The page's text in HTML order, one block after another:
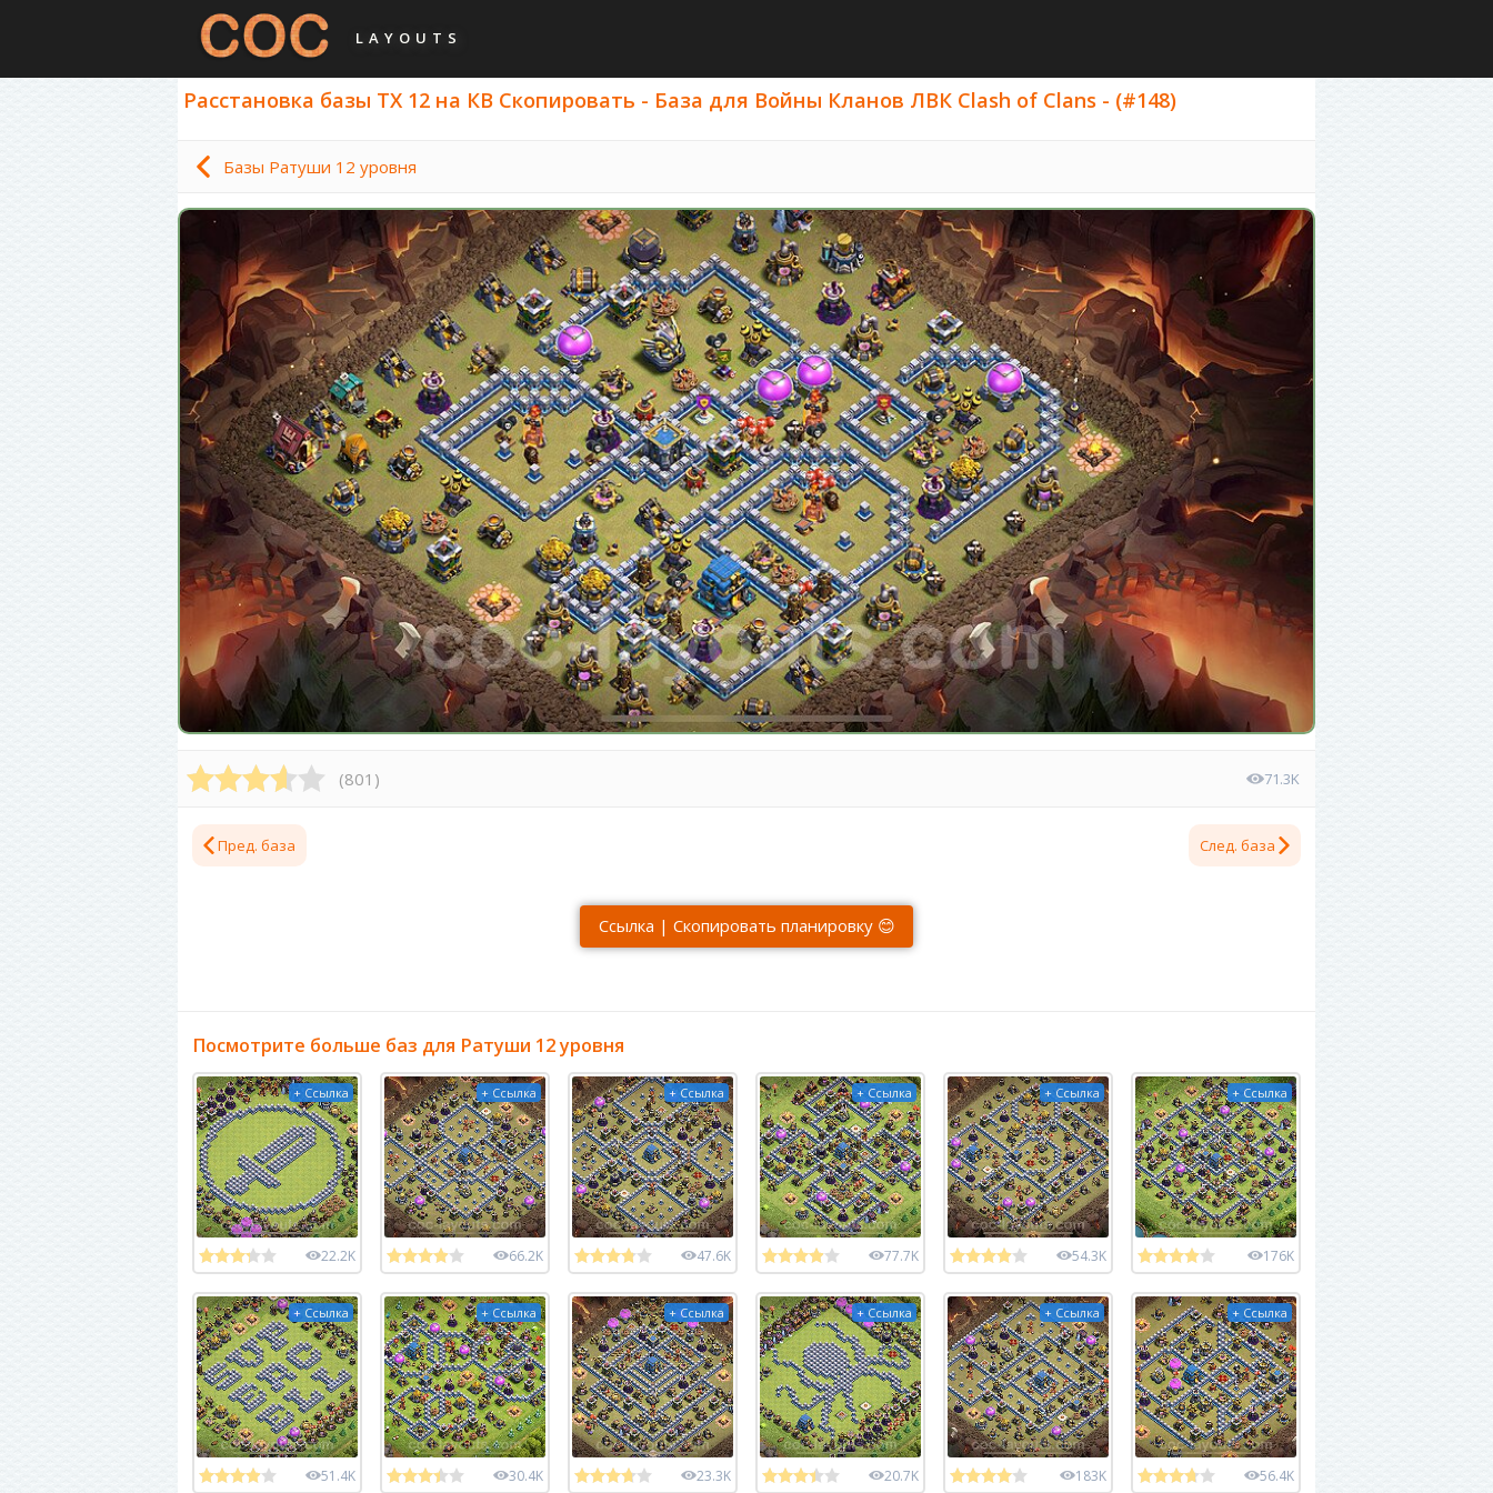
LAYOUTS
Расстановка базы ТХ 12 на КВ Скопировать - База для Войны Кланов ЛВК Clash of Clans - (#148)
Базы Ратуши 12 уровня
(801 ) 71.3K
Пред. база След. база
Ссылка | Скопировать планировку 😊
Посмотрите больше баз для Ратуши 12 уровня
+ Ссылка
22.2K
+ Ссылка
66.2K
+ Ссылка
47.6K
+ Ссылка
77.7K
+ Ссылка
54.3K
+ Ссылка
176K
+ Ссылка
51.4K
+ Ссылка
30.4K
+ Ссылка
23.3K
+ Ссылка
20.7K
+ Ссылка
183K
+ Ссылка
56.4K